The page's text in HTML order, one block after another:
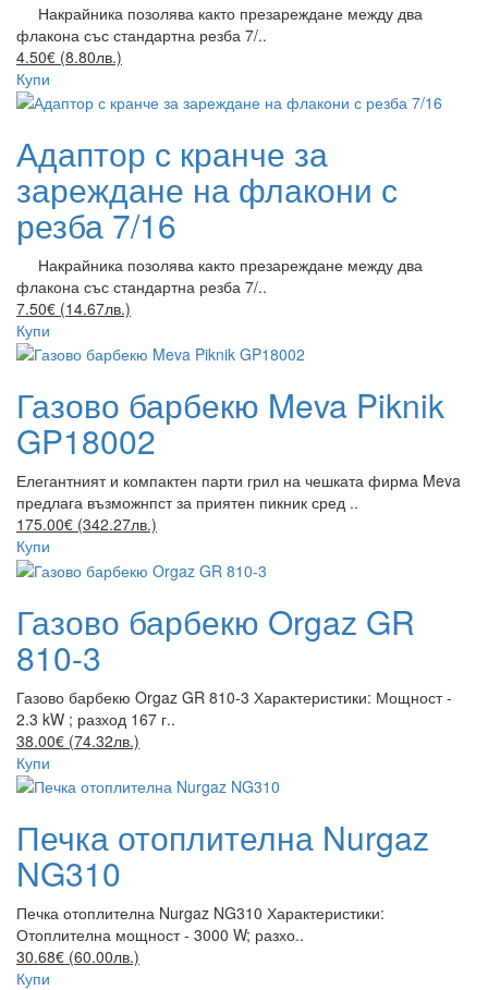
Накрайника позолява както презареждане между два
флакона със стандартна резба 7/..
4.50€ (8.80лв.)
Купи
Адаптор с кранче за
зареждане на флакони с
резба 7/16
Накрайника позолява както презареждане между два
флакона със стандартна резба 7/..
7.50€ (14.67лв.)
Купи
Газово барбекю Meva Piknik
GP18002
Елегантният и компактен парти грил на чешката фирма Meva
предлага възможнпст за приятен пикник сред ..
175.00€ (342.27лв.)
Купи
Газово барбекю Orgaz GR
810-3
Газово барбекю Orgaz GR 810-3 Характеристики: Мощност -
2.3 kW ; разход 167 г..
38.00€ (74.32лв.)
Купи
Печка отоплителна Nurgaz
NG310
Печка отоплителна Nurgaz NG310 Характеристики:
Отоплителна мощност - 3000 W; разхо..
30.68€ (60.00лв.)
Купи